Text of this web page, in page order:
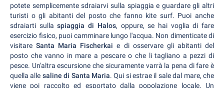
potete semplicemente sdraiarvi sulla spiaggia e guardare gli altri
turisti o gli abitanti del posto che fanno kite surf. Puoi anche
sdraiarti sullaspiaggia di Halos, oppure, se hai voglia di fare
esercizio fisico, puoi camminare lungo l'acqua. Non dimenticate di
visitareSanta Maria Fischerkai e di osservare gli abitanti del
posto che vanno in mare a pescare o che li tagliano a pezzi di
pesce. Un'altra escursione che sicuramente varrà la pena di fare è
quella alle saline di Santa Maria. Qui si estrae il sale dal mare, che
viene poi raccolto ed esportato dalla popolazione locale. Un